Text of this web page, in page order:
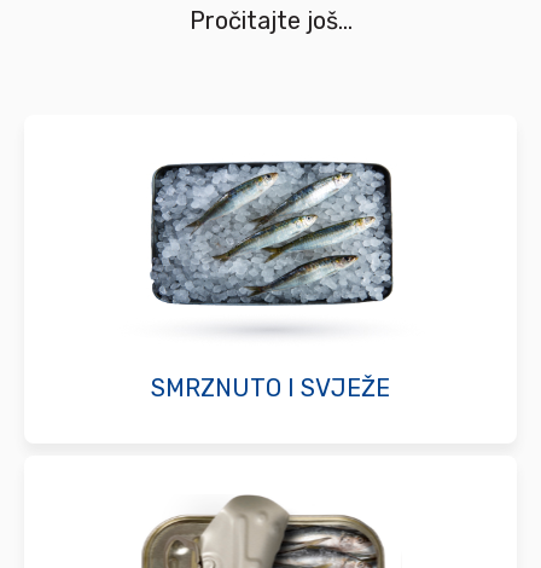
Pročitajte još...
SMRZNUTO I SVJEŽE